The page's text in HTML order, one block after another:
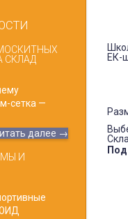
СКЛАД
сетка —
далее →
И
ЕК-
Под